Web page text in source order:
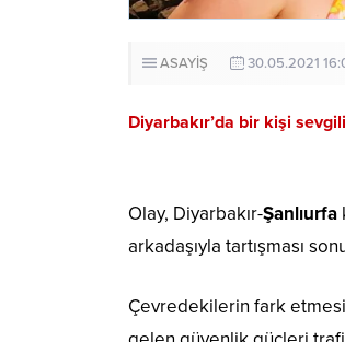
ASAYİŞ 30.05.2021
Diyarbakır’da bir kişi
Olay, Diyarbakır-Şanlıurfa
arkadaşıyla tartışması
Çevredekilerin fark